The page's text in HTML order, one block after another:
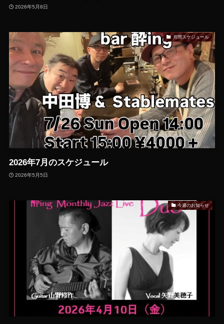
2026年5月8日
月間スケジュール
2026年7月のスケジュール
2026年5月5日
今週のお知らせ